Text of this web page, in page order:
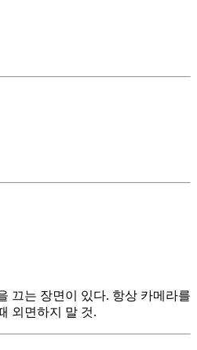
끄는 장면이 있다. 항상 카메라를
외면하지 말 것.